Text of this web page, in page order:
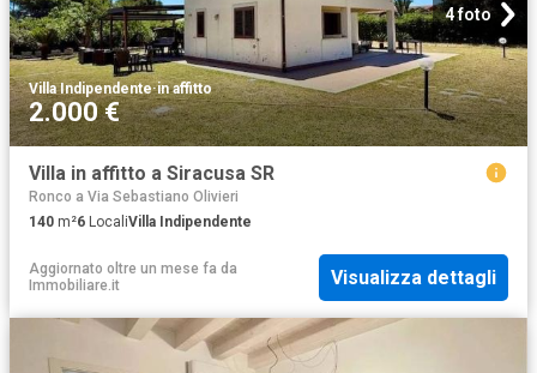
4 foto
Villa Indipendente·in affitto
2.000 €
Villa in affitto a Siracusa SR
Ronco a Via Sebastiano Olivieri
140 m²6 LocaliVilla Indipendente
Aggiornato oltre un mese fa da
Immobiliare.it
Visualizza dettagli